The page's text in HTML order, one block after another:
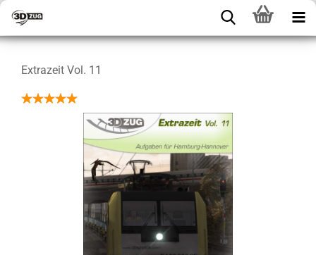
Extrazeit Vol. 11